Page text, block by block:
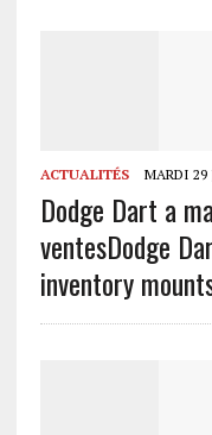
ACTUALITÉS MARDI 29
Dodge Dart a
ventesDodge
inventory